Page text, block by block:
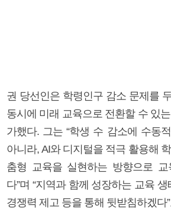
권 당선인은 학령인구 감소 문제를
동시에 미래 교육으로 전환할 수 있
가했다. 그는 “학생 수 감소에 수동
아니라, AI와 디지털을 적극 활용해
춤형 교육을 실현하는 방향으로
다”며 “지역과 함께 성장하는 교육
경쟁력 제고 등을 통해 뒷받침하겠다